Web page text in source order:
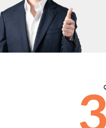
して乗るか、
しかし、
ず返却してい
とで「超低価
新型の新
もちろん、そ
車に常に乗り
く、人にも自